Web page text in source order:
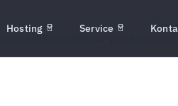
Hosting Service
Kabler/Tilbehør-produkter